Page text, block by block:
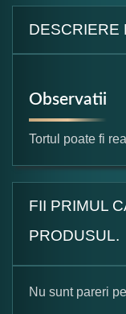
DESCRIERE
Observatii
Tortul poate fi
FII PRIMUL
PRODUSUL.
Nu sunt pareri